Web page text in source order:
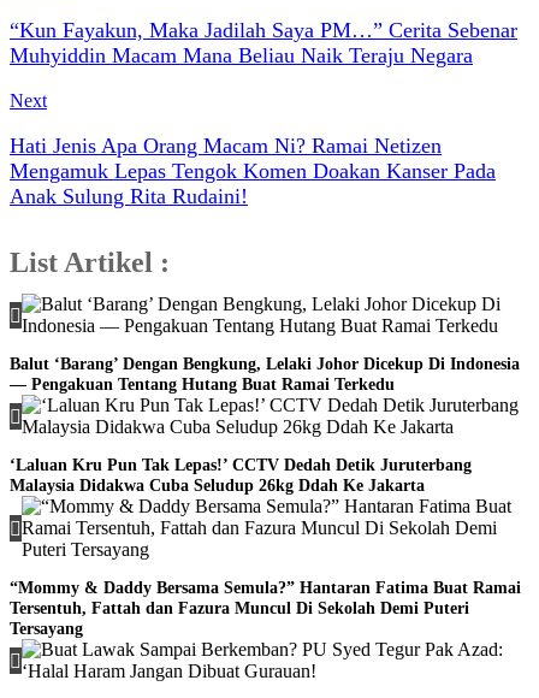
“Kun Fayakun, Maka Jadilah Saya PM…” Cerita Sebenar
Muhyiddin Macam Mana Beliau Naik Teraju Negara
Next
Hati Jenis Apa Orang Macam Ni? Ramai Netizen
Mengamuk Lepas Tengok Komen Doakan Kanser Pada
Anak Sulung Rita Rudaini!
List Artikel :
Balut ‘Barang’ Dengan Bengkung, Lelaki Johor Dicekup Di Indonesia
— Pengakuan Tentang Hutang Buat Ramai Terkedu
‘Laluan Kru Pun Tak Lepas!’ CCTV Dedah Detik Juruterbang
Malaysia Didakwa Cuba Seludup 26kg Ddah Ke Jakarta
“Mommy & Daddy Bersama Semula?” Hantaran Fatima Buat Ramai
Tersentuh, Fattah dan Fazura Muncul Di Sekolah Demi Puteri
Tersayang